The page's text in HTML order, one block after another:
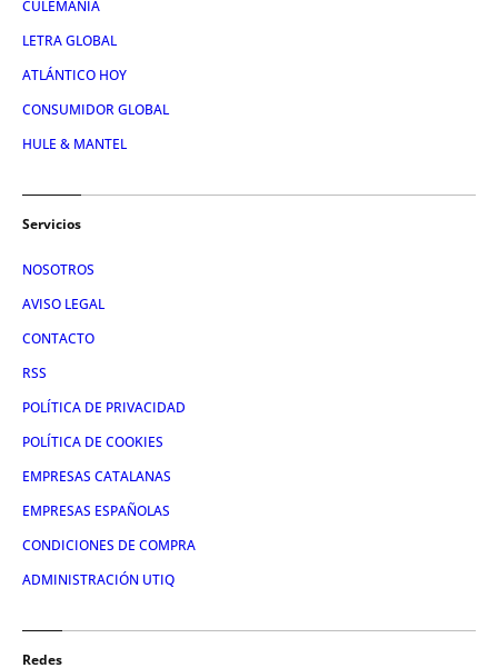
CULEMANÍA
LETRA GLOBAL
ATLÁNTICO HOY
CONSUMIDOR GLOBAL
HULE & MANTEL
Servicios
NOSOTROS
AVISO LEGAL
CONTACTO
RSS
POLÍTICA DE PRIVACIDAD
POLÍTICA DE COOKIES
EMPRESAS CATALANAS
EMPRESAS ESPAÑOLAS
CONDICIONES DE COMPRA
ADMINISTRACIÓN UTIQ
Redes